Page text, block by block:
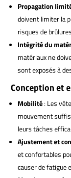
Propagation
doivent limiter la
risques de
Intégrité du
matériaux ne
sont exposés à
Conception et
Mobilité: Les
mouvement
leurs tâches
Ajustement et
et confortables
causer de fatigue